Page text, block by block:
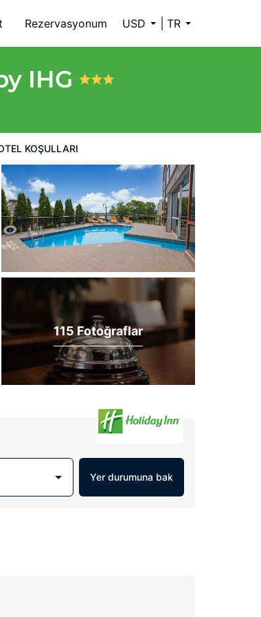
Rezervasyonum USD TR
IHG
KOŞULLARI
115 Fotoğraflar
Yer durumuna bak